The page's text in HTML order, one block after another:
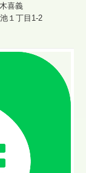
喜義
１丁目1-2